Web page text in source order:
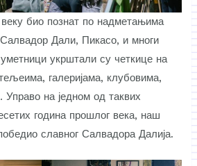
био познат по надметањима
Дали, Пикасо, и многи
укрштали су четкице на
галеријама, клубовима,
Управо на једном од таквих
година прошлог века, наш
славног Салвадора Далија.